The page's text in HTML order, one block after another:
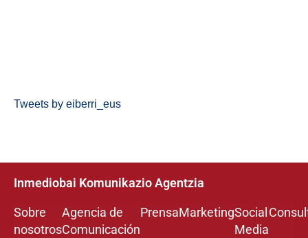
Tweets by eiberri_eus
Inmediobai Komunikazio Agentzia
Sobre
nosotros
Agencia de
Comunicación
PrensaMarketingSocial
Media